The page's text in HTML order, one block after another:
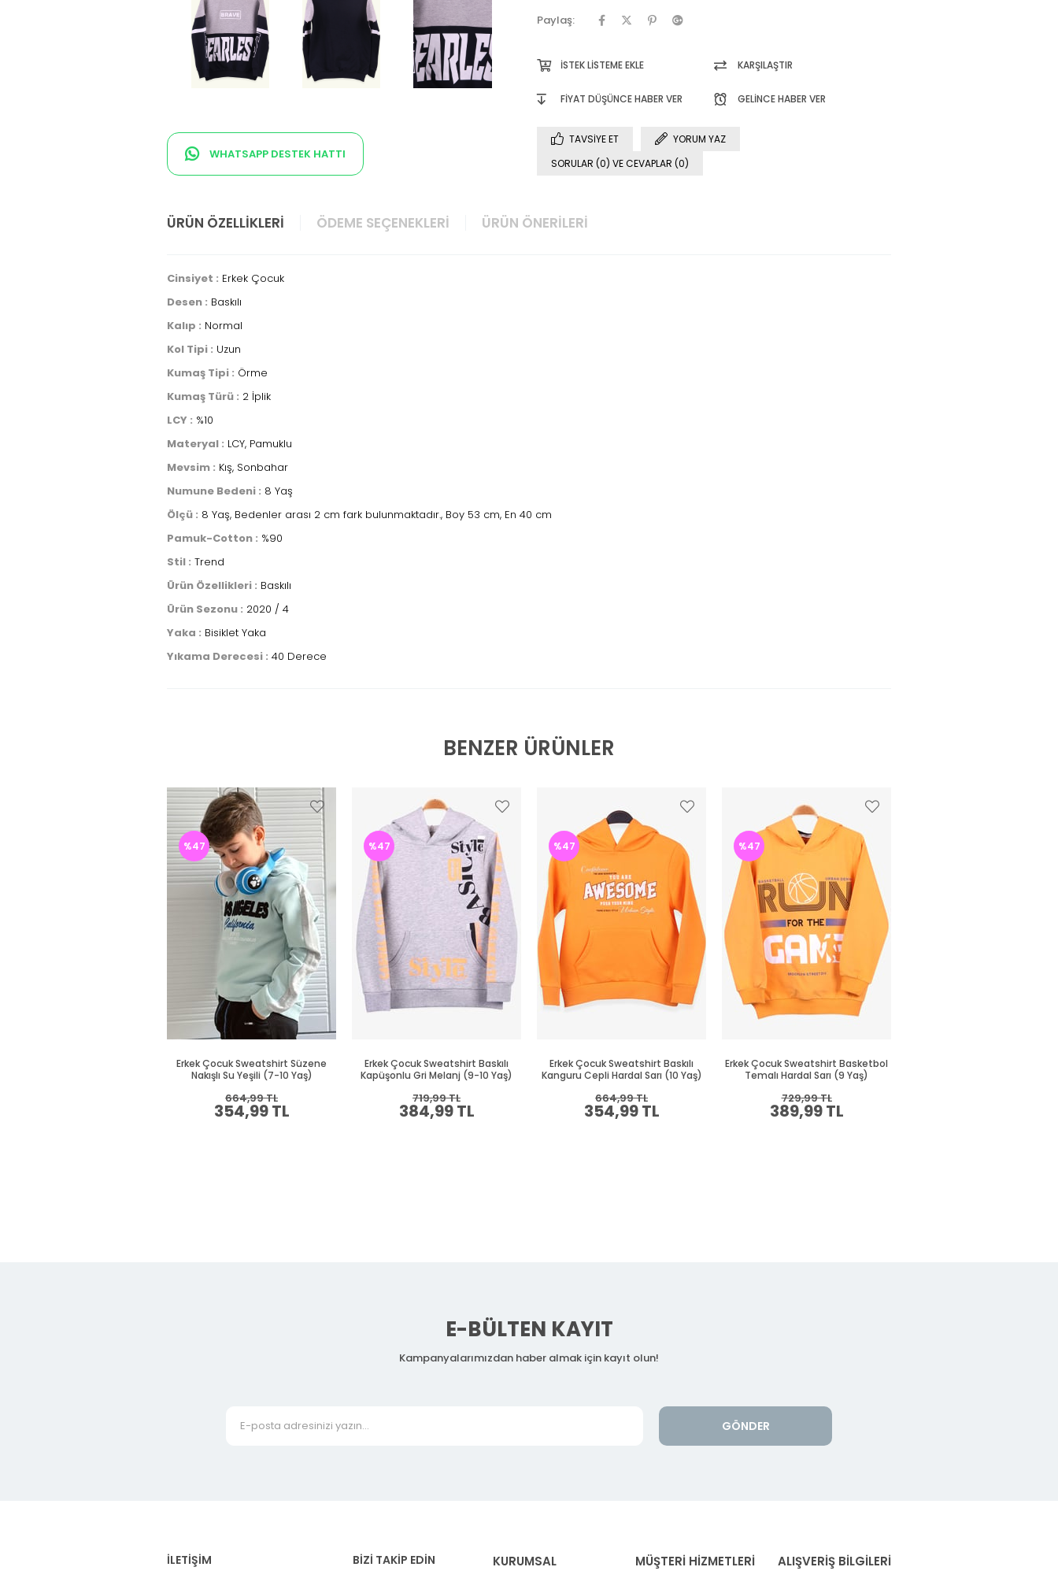
WHATSAPP DESTEK HATTI
Paylaş:
İSTEK LISTEME EKLE KARŞILAŞTIR
FIYAT DÜŞÜNCE HABER VER GELINCE HABER VER
TAVSIYE ET
YORUM YAZ
SORULAR (0) VE CEVAPLAR (0)
ÜRÜN ÖZELLIKLERI ÖDEME SEÇENEKLERI ÜRÜN ÖNERILERI
Cinsiyet : Erkek Çocuk
Desen : Baskılı
Kalıp : Normal
Kol Tipi : Uzun
Kumaş Tipi : Örme
Kumaş Türü : 2 İplik
LCY : %10
Materyal : LCY, Pamuklu
Mevsim : Kış, Sonbahar
Numune Bedeni : 8 Yaş
Ölçü : 8 Yaş, Bedenler arası 2 cm fark bulunmaktadır., Boy 53 cm, En 40 cm
Pamuk-Cotton : %90
Stil : Trend
Ürün Özellikleri : Baskılı
Ürün Sezonu : 2020 / 4
Yaka : Bisiklet Yaka
Yıkama Derecesi : 40 Derece
BENZER ÜRÜNLER
Erkek Çocuk Sweatshirt Süzene
Nakışlı Su Yeşili (7-10 Yaş)
354,99 TL
664,99 TL
%47
Erkek Çocuk Sweatshirt Baskılı
Kapüşonlu Gri Melanj (9-10 Yaş)
384,99 TL
719,99 TL
%47
Erkek Çocuk Sweatshirt Baskılı
Kanguru Cepli Hardal Sarı (10 Yaş)
354,99 TL
664,99 TL
%47
Erkek Çocuk Sweatshirt Basketbol
Temalı Hardal Sarı (9 Yaş)
389,99 TL
729,99 TL
%47
E-BÜLTEN KAYIT
Kampanyalarımızdan haber almak için kayıt olun!
GÖNDER
İLETİŞİM BİZİ TAKİP EDİN KURUMSAL MÜŞTERİ HİZMETLERİ ALIŞVERİŞ BİLGİLERİ